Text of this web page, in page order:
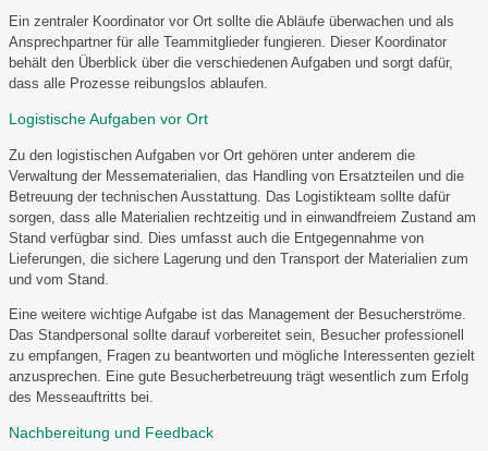
Ein zentraler Koordinator vor Ort sollte die Abläufe überwachen und als
Ansprechpartner für alle Teammitglieder fungieren. Dieser Koordinator
behält den Überblick über die verschiedenen Aufgaben und sorgt dafür,
dass alle Prozesse reibungslos ablaufen.
Logistische Aufgaben vor Ort
Zu den logistischen Aufgaben vor Ort gehören unter anderem die
Verwaltung der Messematerialien, das Handling von Ersatzteilen und die
Betreuung der technischen Ausstattung. Das Logistikteam sollte dafür
sorgen, dass alle Materialien rechtzeitig und in einwandfreiem Zustand am
Stand verfügbar sind. Dies umfasst auch die Entgegennahme von
Lieferungen, die sichere Lagerung und den Transport der Materialien zum
und vom Stand.
Eine weitere wichtige Aufgabe ist das Management der Besucherströme.
Das Standpersonal sollte darauf vorbereitet sein, Besucher professionell
zu empfangen, Fragen zu beantworten und mögliche Interessenten gezielt
anzusprechen. Eine gute Besucherbetreuung trägt wesentlich zum Erfolg
des Messeauftritts bei.
Nachbereitung und Feedback